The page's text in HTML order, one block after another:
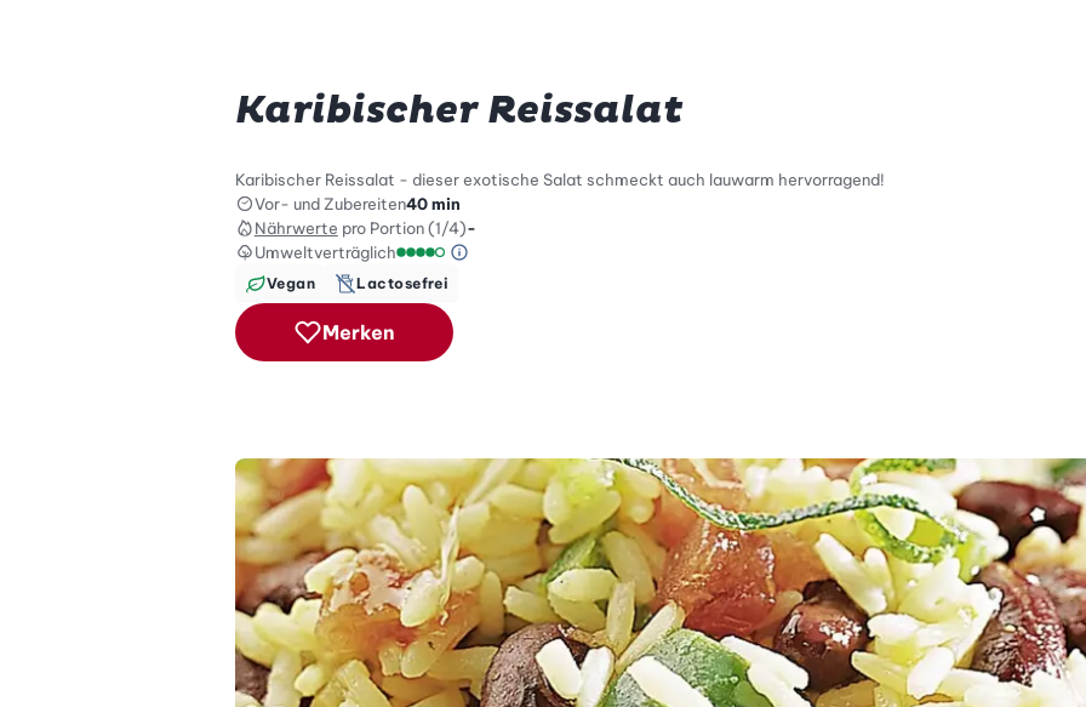
Karibischer Reissalat
Karibischer Reissalat - dieser exotische Salat schmeckt auch lauwarm hervorragend!
Vor- und Zubereiten40 min
Nährwerte pro Portion (1/4)-
Umweltverträglich
Green Betty Skala Info
Vegan Lactosefrei
Merken